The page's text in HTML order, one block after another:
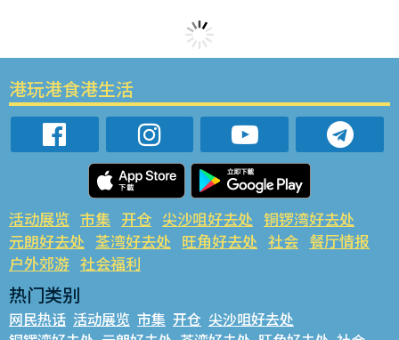
港玩港食港生活
活动展览 市集 开仓 尖沙咀好去处 铜锣湾好去处
元朗好去处 荃湾好去处 旺角好去处 社会 餐厅情报
户外郊游 社会福利
热门类别
网民热话 活动展览 市集 开仓 尖沙咀好去处